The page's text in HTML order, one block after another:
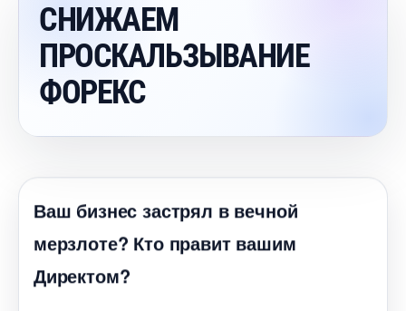
СНИЖАЕМ
ПРОСКАЛЬЗЫВАНИЕ
ФОРЕКС
аш бизнес застрял в вечной
мерзлоте? Кто правит вашим
Директом?